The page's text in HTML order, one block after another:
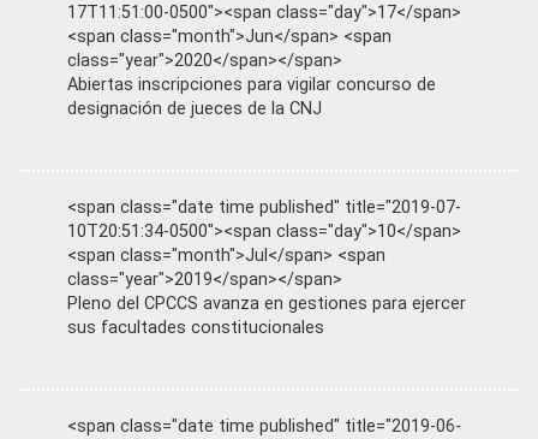
17T11:51:00-0500"><span class="day">17</span>
<span class="month">Jun</span> <span
class="year">2020</span></span>
Abiertas inscripciones para vigilar concurso de
designación de jueces de la CNJ
<span class="date time published" title="2019-07-
10T20:51:34-0500"><span class="day">10</span>
<span class="month">Jul</span> <span
class="year">2019</span></span>
Pleno del CPCCS avanza en gestiones para ejercer
sus facultades constitucionales
<span class="date time published" title="2019-06-